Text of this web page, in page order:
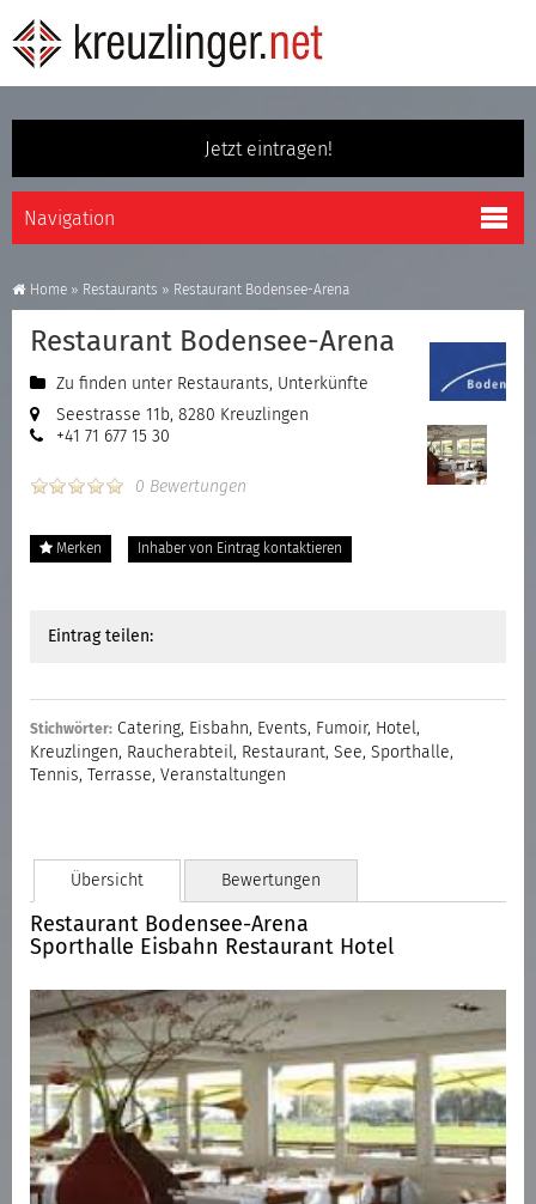
Jetzt eintragen!
Home » Restaurants » Restaurant Bodensee-Arena
Restaurant Bodensee-Arena
Zu finden unter Restaurants, Unterkünfte
Seestrasse 11b, 8280 Kreuzlingen
+41 71 677 15 30
0 Bewertungen
Merken Inhaber von Eintrag kontaktieren
Eintrag teilen:
Stichwörter: Catering, Eisbahn, Events, Fumoir, Hotel ,
Kreuzlingen, Raucherabteil , Restaurant, See, Sporthalle,
Tennis, Terrasse, Veranstaltungen
Übersicht Bewertungen
Restaurant Bodensee-Arena
Sporthalle Eisbahn Restaurant Hotel